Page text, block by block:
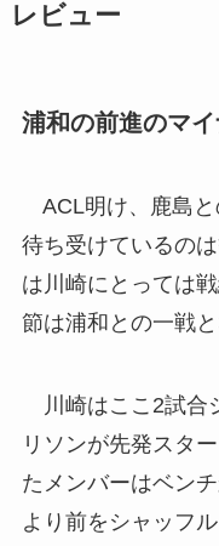
レビュー
浦和の前進のマ
ACL明け、鹿島と
待ち受けているの
は川崎にとっては
節は浦和との一戦と
川崎はここ2試合
リソンが先発スタ
たメンバーはベン
より前をシャッフ